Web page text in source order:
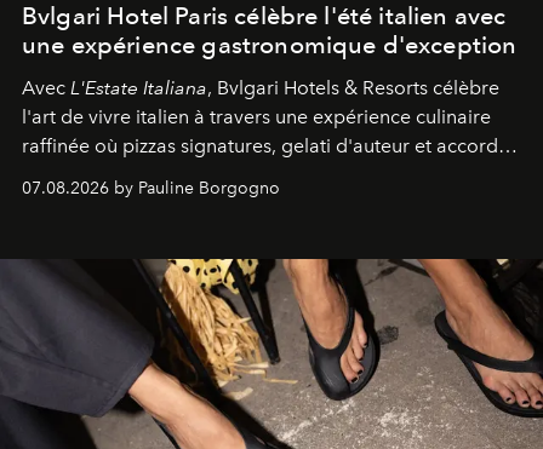
Bvlgari Hotel Paris célèbre l'été italien avec
une expérience gastronomique d'exception
Avec L'Estate Italiana, Bvlgari Hotels & Resorts célèbre
l'art de vivre italien à travers une expérience culinaire
raffinée où pizzas signatures, gelati d'auteur et accords
d'exception composent un véritable voyage sensoriel.
07.08.2026 by Pauline Borgogno